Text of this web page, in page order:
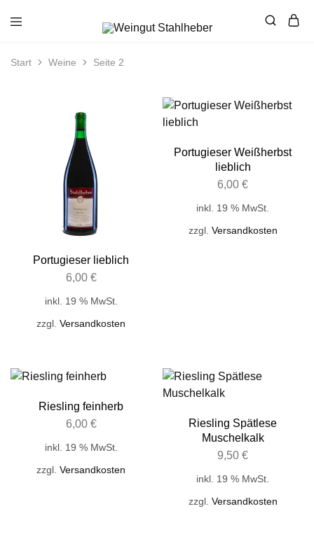
Kindenheim
Start Weine Seite 2
Portugieser lieblich
6,00 €
inkl. 19 % MwSt.
zzgl.Versandkosten
Portugieser Weißherbst
lieblich
6,00€
inkl. 19 % MwSt.
zzgl. Versandkosten
Riesling feinherb
6,00 €
inkl. 19 % MwSt.
zzgl.Versandkosten
Riesling Spätlese
Muschelkalk
9,50€
inkl. 19 % MwSt.
zzgl. Versandkosten